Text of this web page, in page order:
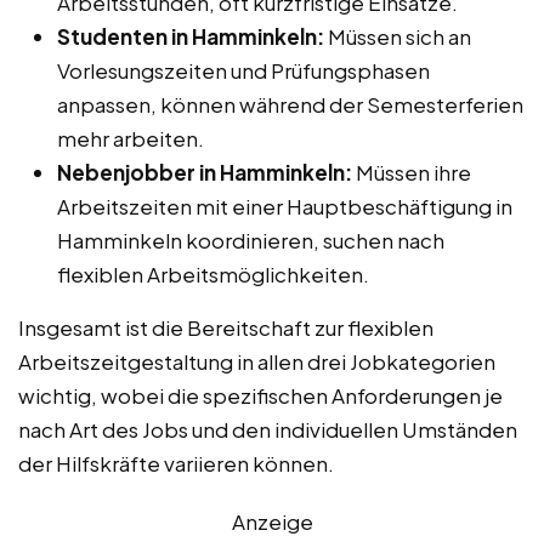
Studenten in Hamminkeln: Müssen sich an
Vorlesungszeiten und Prüfungsphasen
anpassen, können während der Semesterferien
mehr arbeiten.
Nebenjobber in Hamminkeln: Müssen ihre
Arbeitszeiten mit einer Hauptbeschäftigung in
Hamminkeln koordinieren, suchen nach
flexiblen Arbeitsmöglichkeiten.
Insgesamt ist die Bereitschaft zur flexiblen
Arbeitszeitgestaltung in allen drei Jobkategorien
wichtig, wobei die spezifischen Anforderungen je
nach Art des Jobs und den individuellen Umständen
der Hilfskräfte variieren können.
Anzeige